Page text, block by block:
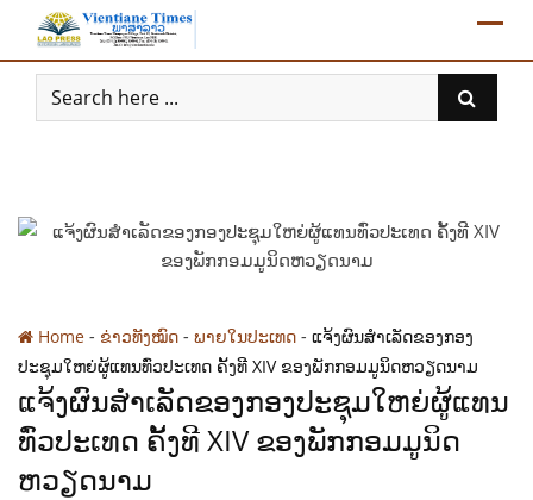
content
Home - ຂ່າວທັງໝົດ - ພາຍໃນປະເທດ - ແຈ້ງຜົນສໍາເລັດຂອງກອງ
ປະຊຸມໃຫຍ່ຜູ້ແທນທົ່ວປະເທດ ຄັ້ງທີ XIV ຂອງພັກກອມມູນິດຫວຽດນາມ
ແຈ້ງຜົນສໍາເລັດຂອງກອງປະຊຸມໃຫຍ່ຜູ້ແທນ
ທົ່ວປະເທດ ຄັ້ງທີ XIV ຂອງພັກກອມມູນິດ
ຫວຽດນາມ